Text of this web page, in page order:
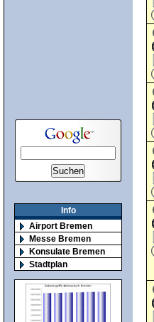
Info
Airport Bremen
Messe Bremen
Konsulate Bremen
Stadtplan